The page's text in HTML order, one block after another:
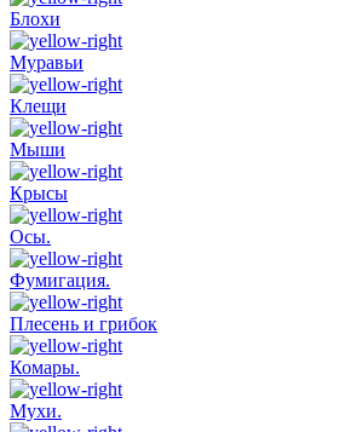
Блохи
Муравьи
Клещи
Мыши
Крысы
Осы.
Фумигация.
Плесень и грибок
Комары.
Мухи.